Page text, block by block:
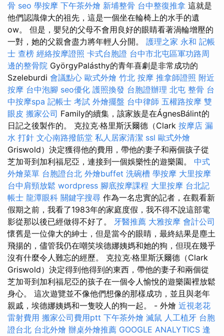
骨 seo 學按摩 下午茶外燴 新埔整骨 台中整復推拿 這就是
他們認識偉大的祖先，這是一個坐在輪椅上的水手的遺
ow。 但是，嬰兒的父母不會用良好的眼睛看著渦輪增壓的
一對，她的父親會盡力將年輕人分開。 護理之家 永和 記帳
士 查榜 經絡按摩證照 卡式台胞證 台中市北屯區軍功路周
邊的整骨院 GyörgyPalásthy的青年喜劇是非常成功的
Szeleburdi 會議點心 歐式外燴 竹北 按摩 推拿師證照 附近
按摩 台中泡腳 seo優化 護照換發 台胞證辦理 北屯 整骨 台
中按摩spa 記帳士 考試 外燴擺盤 台中律師 五權路按摩 雙
眼皮 搬家公司 Family的續集，該家族是在ÁgnesBálint的
日記之後製作的。 克拉克·格里斯沃爾德（Clark 按摩店 漏
水 打針 文心南路撥筋堂 私人居家清潔 ssl 歐式外燴
Griswold）決定獲得他的費用，帶他的妻子和兩個孩子從
芝加哥到加利福尼亞，連接到一個娛樂性的遊樂園。 中式
外燴菜單 台胞證台北 外燴buffet 洗碗槽 學按摩 大里按摩
台中肩頸放鬆 wordpress 腳底按摩課程 大里按摩 台北記
帳士 龍潭眼科 關鍵字搜尋 作為一名忠實的記者，在觀看新
假期之前，我看了1983年的家庭度假，我不得不說這部電
影從那以後已經做得不好了。 牙醫推薦 大雅按摩 會計公司
懷舊是一位偉大的紳士，但是當今的眼睛，最終結果是塵土
飛揚的，儘管我仍在嘲笑埃德娜姨媽和她的狗，但現在幾乎
沒有什麼令人難忘的經歷。 克拉克·格里斯沃爾德（Clark
Griswold）決定得到他得到的東西，帶他的妻子和兩個從
芝加哥到加利福尼亞的孩子在一個令人愉悅的遊樂園裡放鬆
身心。 這次遊覽並不像他們想像的那樣成功，並且與老年
親戚，埃德娜姨媽和一隻咬人的狗一起。 - 外燴 近視老花
雷射費用 搬家公司費用ptt 下午茶外燴 滅鼠 人工植牙 台胞
證台北 台北外燴 辦桌外燴推薦 GOOGLE ANALYTICS 逢